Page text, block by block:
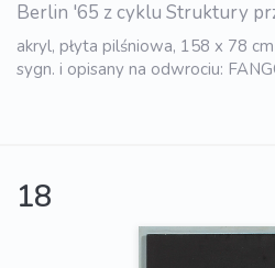
Berlin '65 z cyklu Struktury
akryl, płyta pilśniowa, 158 x 78 cm
sygn. i opisany na odwrociu:
18